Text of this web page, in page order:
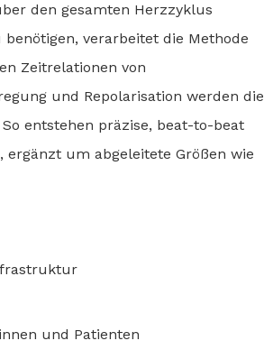
den gesamten Herzzyklus
verarbeitet die Methode
Zeitrelationen von
und Repolarisation werden die
entstehen präzise, beat-to-beat
um abgeleitete Größen wie
und Patienten